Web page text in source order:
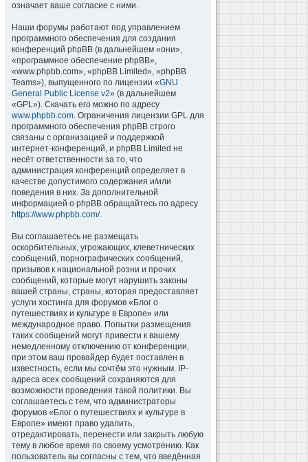
означает ваше согласие с ними.
Наши форумы работают под управлением
программного обеспечения для создания
конференций phpBB (в дальнейшем «они»,
«программное обеспечение phpBB»,
«www.phpbb.com», «phpBB Limited», «phpBB
Teams»), выпущенного по лицензии «GNU
General Public License v2» (в дальнейшем
«GPL»). Скачать его можно по адресу
www.phpbb.com. Ограничения лицензии GPL для
программного обеспечения phpBB строго
связаны с организацией и поддержкой
интернет-конференций, и phpBB Limited не
несёт ответственности за то, что
администрация конференций определяет в
качестве допустимого содержания и/или
поведения в них. За дополнительной
информацией о phpBB обращайтесь по адресу
https://www.phpbb.com/.
Вы соглашаетесь не размещать
оскорбительных, угрожающих, клеветнических
сообщений, порнографических сообщений,
призывов к национальной розни и прочих
сообщений, которые могут нарушить законы
вашей страны, страны, которая предоставляет
услуги хостинга для форумов «Блог о
путешествиях и культуре в Европе» или
международное право. Попытки размещения
таких сообщений могут привести к вашему
немедленному отключению от конференции,
при этом ваш провайдер будет поставлен в
известность, если мы сочтём это нужным. IP-
адреса всех сообщений сохраняются для
возможности проведения такой политики. Вы
соглашаетесь с тем, что администраторы
форумов «Блог о путешествиях и культуре в
Европе» имеют право удалить,
отредактировать, перенести или закрыть любую
тему в любое время по своему усмотрению. Как
пользователь вы согласны с тем, что введённая